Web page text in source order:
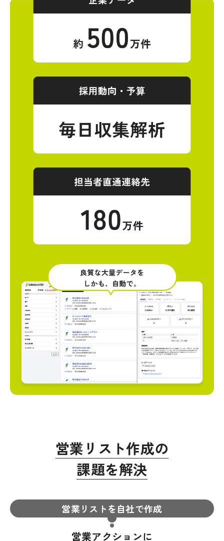
営業リスト作成の
課題を解決
営業リストを自社で作成
営業アクションに